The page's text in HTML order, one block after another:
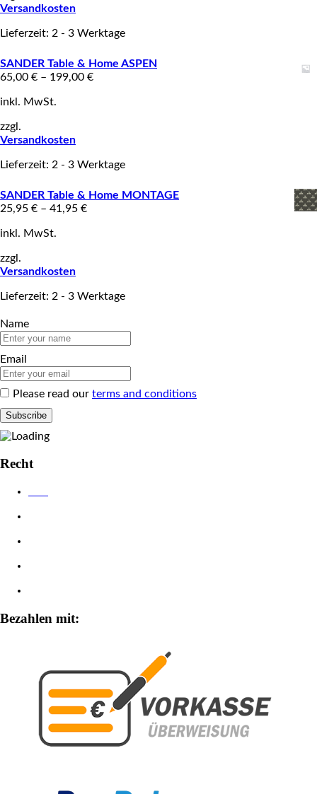
Versandkosten
Lieferzeit: 2 - 3 Werktage
SANDER Table & Home ASPEN
65,00 € – 199,00 €
inkl. MwSt.
zzgl.
Versandkosten
Lieferzeit: 2 - 3 Werktage
SANDER Table & Home MONTAGE
25,95 € – 41,95 €
inkl. MwSt.
zzgl.
Versandkosten
Lieferzeit: 2 - 3 Werktage
Name
Email
Please read our terms and conditions
Recht
Bezahlen mit: